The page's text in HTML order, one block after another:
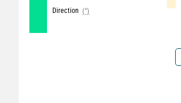
Direction (°)